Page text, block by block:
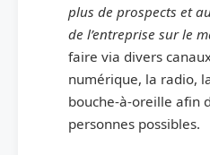
plus de prospects et
de l’entreprise sur le
faire via divers
numérique, la radio,
bouche-à-oreille afin
personnes possibles.